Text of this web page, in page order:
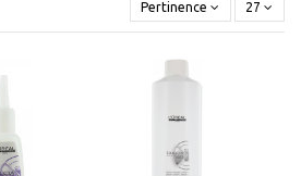
Pertinence 27